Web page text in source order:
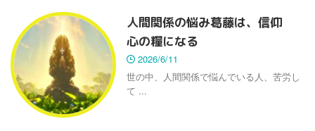
人間関係の悩み葛藤は、信仰
心の糧になる
2026/6/11
世の中、人間関係で悩んでいる人、苦労し
て ...